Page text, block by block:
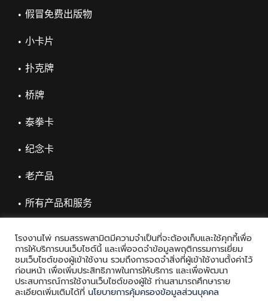
假冒免费出版物
小卡片
扑克牌
桥牌
泰拳卡
纪念卡
老产品
所有产品和服务
Copyright © 2021 Playing Card Factory, all rights reserved
โรงงานไพ่ กรมสรรพสามิตมีความจำเป็นที่จะต้องเก็บและใช้คุกกี้เพื่อ
การให้บริการบนเว็บไซต์นี้ และเพื่อจดจำข้อมูลพฤติกรรมการเยี่ยม
ชมเว็บไซต์ของผู้เข้าใช้งาน รวมถึงการจดจำสิ่งที่ผู้เข้าใช้งานตั้งค่าไว้
ก่อนหน้า เพื่อเพิ่มประสิทธิภาพในการให้บริการ และเพื่อพัฒนา
ประสบการณ์การใช้งานเว็บไซต์ของผู้ใช้ ท่านสามารถศึกษาราย
ละเอียดเพิ่มเติมได้ที่ นโยบายการคุ้มครองข้อมูลส่วนบุคคล